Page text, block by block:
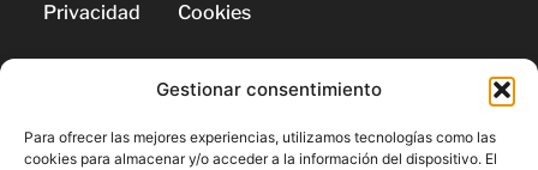
Gestionar consentimiento
Para ofrecer las mejores experiencias, utilizamos tecnologías como las
cookies para almacenar y/o acceder a la información del dispositivo. El
Privacidad Cookies
© 2026 | Todos los derechos